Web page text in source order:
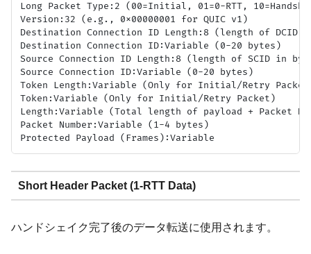
Long Packet Type:2 (00=Initial, 01=0-RTT,
Version:32 (e.g., 0x00000001 for QUIC v1)
Destination Connection ID Length:8 (length of DCID
Destination Connection ID:Variable (0-20 bytes)
Source Connection ID Length:8 (length of SCID in
Source Connection ID:Variable (0-20 bytes)
Token Length:Variable (Only for Initial/Retry
Token:Variable (Only for Initial/Retry Packet)
Length:Variable (Total length of payload + Packet
Packet Number:Variable (1-4 bytes)
Short Header Packet (1-RTT Data)
ハンドシェイク完了後のデータ転送に使用されます。